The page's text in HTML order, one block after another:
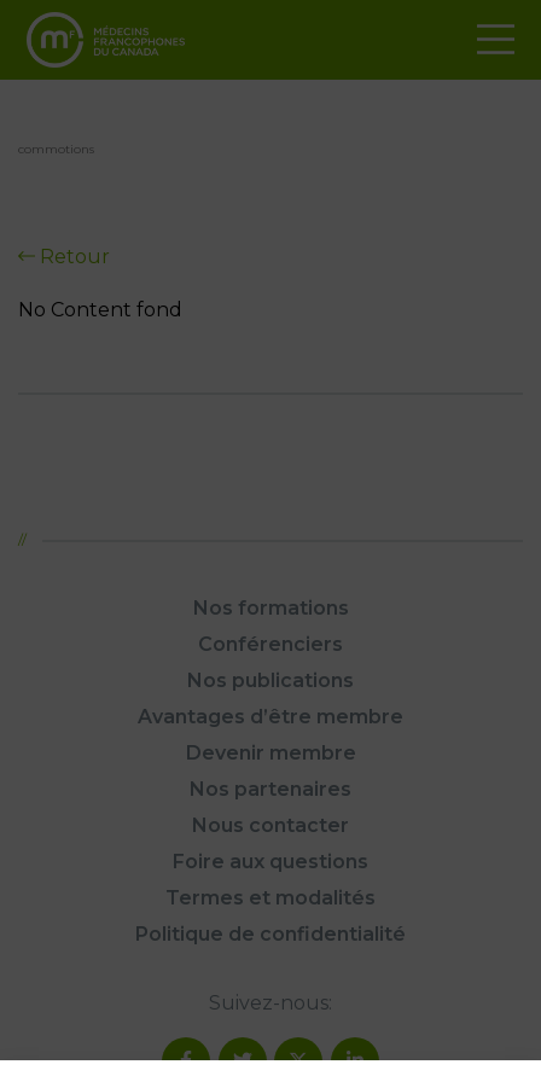
commotions
Retour
No Content fond
Nos formations
Conférenciers
Nos publications
Avantages d’être membre
Devenir membre
Nos partenaires
Nous contacter
Foire aux questions
Termes et modalités
Politique de confidentialité
Suivez-nous: